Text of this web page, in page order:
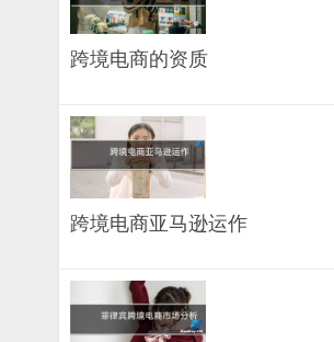
跨境电商的资质
跨境电商亚马逊运作